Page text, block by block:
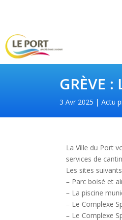
GRÈVE :
3 Avr 2025 Actu
La Ville du Port
services de
Les sites
– Parc boisé et
– La piscine
– Le Complexe
– Le Complexe